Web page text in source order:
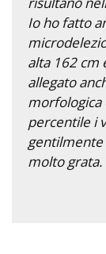
Io ho fatto
alta 162 cm
allegato
morfologica
percentile i
gentilmente
molto grata.